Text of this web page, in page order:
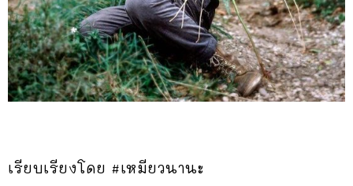
เรียบเรียงโดย #เหมียวนานะ